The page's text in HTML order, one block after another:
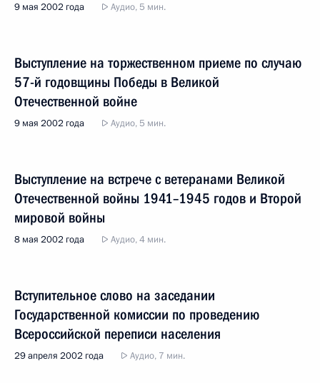
9 мая 2002 года Аудио, 5 мин.
Выступление на торжественном приеме по случаю
57-й годовщины Победы в Великой
Отечественной войне
9 мая 2002 года Аудио, 5 мин.
Выступление на встрече с ветеранами Великой
Отечественной войны 1941–1945 годов и Второй
мировой войны
8 мая 2002 года Аудио, 4 мин.
Вступительное слово на заседании
Государственной комиссии по проведению
Всероссийской переписи населения
29 апреля 2002 года Аудио, 7 мин.